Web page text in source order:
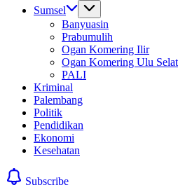
Sumsel
Banyuasin
Prabumulih
Ogan Komering Ilir
Ogan Komering Ulu
PALI
Kriminal
Palembang
Politik
Pendidikan
Ekonomi
Kesehatan
Subscribe